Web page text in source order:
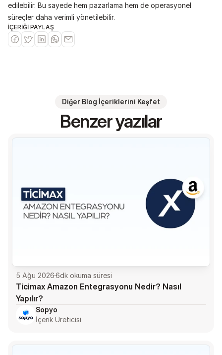
edilebilir. Bu sayede hem pazarlama hem de operasyonel
süreçler daha verimli yönetilebilir.
İÇERİĞİ PAYLAŞ
Diğer Blog İçeriklerini Keşfet
Benzer yazılar
5 Ağu 20266dk okuma süresi
Ticimax Amazon Entegrasyonu Nedir? Nasıl
Yapılır?
Sopyo
İçerik Üreticisi